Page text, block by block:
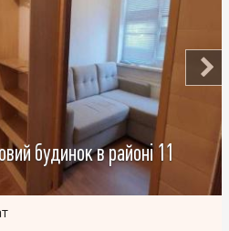
будинок в районі 11